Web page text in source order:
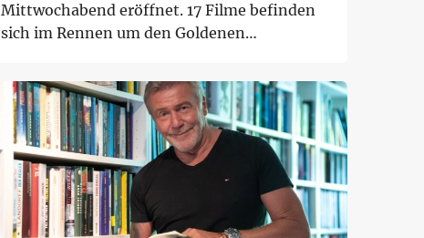
Mittwochabend eröffnet. 17 Filme befinden
sich im Rennen um den Goldenen